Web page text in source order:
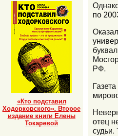
по
РФ.
отец
судьи.
«Кто подставил
Ходорковского». Второе
издание книги Елены
Токаревой